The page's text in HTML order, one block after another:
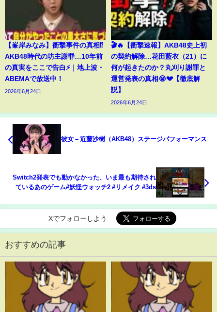
【峯岸みなみ】衝撃事件の真相⁉️
AKB48時代の坊主謝罪…10年前
の真実をここで告白⚡️｜地上波・
ABEMAで放送中！
2026年6月24日
🎬🔥【衝撃速報】AKB48史上初
の契約解除…花田藍衣（21）に
何が起きたのか？丸刈り謝罪と
運営発表の真相😭💔【徹底解
説】
2026年6月24日
彼女 – 近藤沙樹（AKB48）ステージパフォーマンス
Switch2発表でも動かなかった、いま最も期待され
ているあのゲーム#妖怪ウォッチ2 #リメイク #3ds
Xでフォローしよう
おすすめの記事